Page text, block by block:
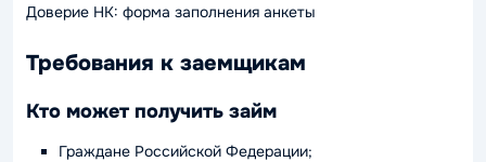
Доверие НК: форма заполнения анкеты
Требования к заемщикам
Кто может получить займ
Граждане Российской Федерации;